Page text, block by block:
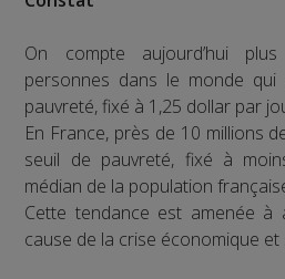
On compte aujourd’hui
personnes dans le monde
pauvreté, fixé à 1,25 dollar par
En France, près de 10 millions
seuil de pauvreté, fixé à
médian de la population
Cette tendance est amenée à
cause de la crise économique et